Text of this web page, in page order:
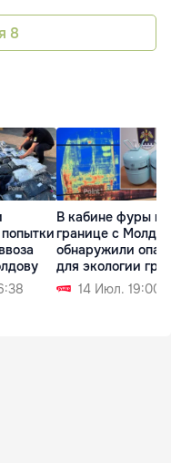
8
В кабине фуры на
границе с
обнаружили
для экологии груз
14 Июл. 19:00